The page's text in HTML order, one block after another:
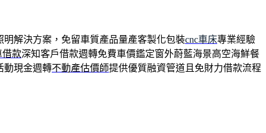
明解決方案，免留車質產品量產客製化包裝cnc車床專業經驗
借款深知客戶借款週轉免費車價鑑定窗外蔚藍海景高空海鮮餐
動現金週轉不動產估價師提供優質融資管道且免財力借款流程